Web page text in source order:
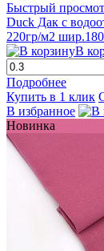
Быстрый
Duck Дак с
220гр/м2
В
Подробнее
Купить в 1 клик
В избранное
Новинка